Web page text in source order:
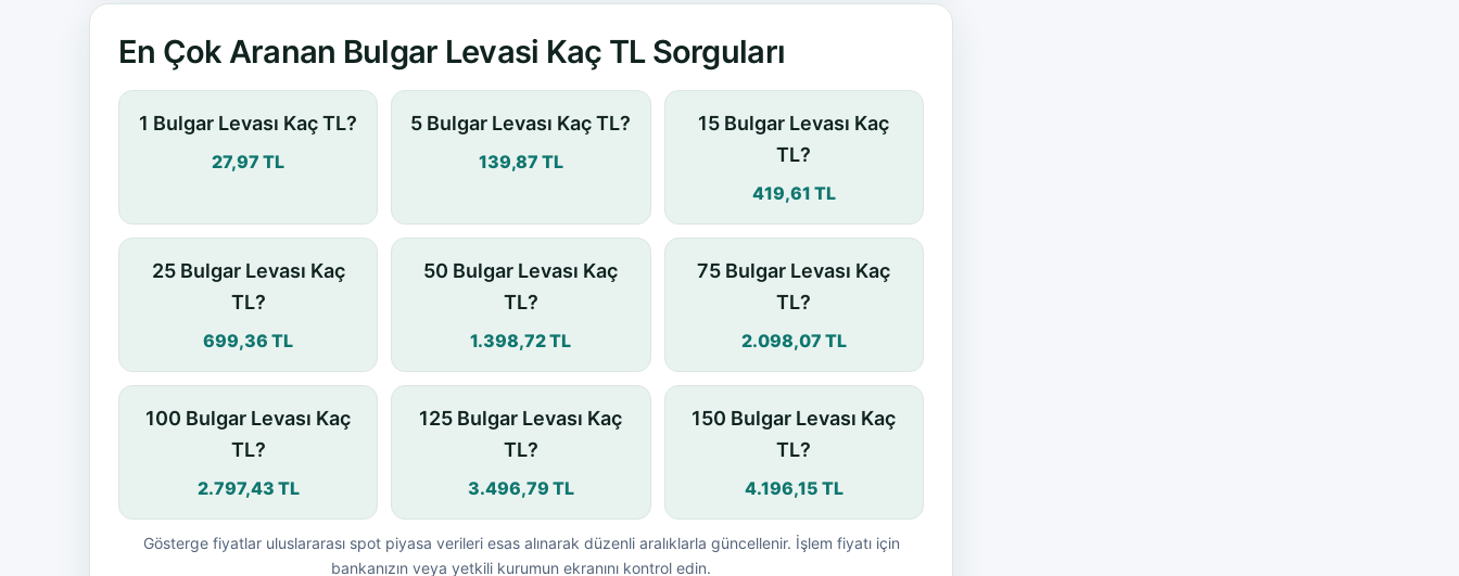
En Çok Aranan Bulgar Levasi Kaç TL Sorguları
1 Bulgar Levası Kaç TL?
27,97 TL
5 Bulgar Levası Kaç TL?
139,87 TL
15 Bulgar Levası Kaç
TL?
419,61 TL
25 Bulgar Levası Kaç
TL?
699,36 TL
50 Bulgar Levası Kaç
TL?
1.398,72 TL
75 Bulgar Levası Kaç
TL?
2.098,07 TL
100 Bulgar Levası Kaç
TL?
2.797,43 TL
125 Bulgar Levası Kaç
TL?
3.496,79 TL
150 Bulgar Levası Kaç
TL?
4.196,15 TL
Gösterge fiyatlar uluslararası spot piyasa verileri esas alınarak düzenli aralıklarla güncellenir. İşlem fiyatı için
bankanızın veya yetkili kurumun ekranını kontrol edin.